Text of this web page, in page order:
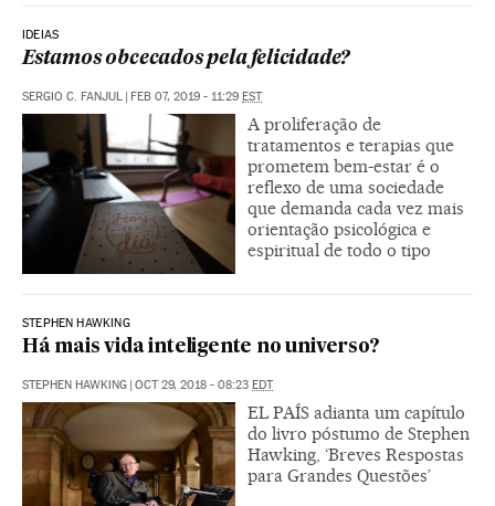
IDEIAS
Estamos obcecados pela felicidade?
SERGIO C. FANJUL | FEB 07, 2019 - 11:29 EST
A proliferação de
tratamentos e terapias que
prometem bem-estar é o
reflexo de uma sociedade
que demanda cada vez mais
orientação psicológica e
espiritual de todo o tipo
STEPHEN HAWKING
Há mais vida inteligente no universo?
STEPHEN HAWKING | OCT 29, 2018 - 08:23 EDT
EL PAÍS adianta um capítulo
do livro póstumo de Stephen
Hawking, ‘Breves Respostas
para Grandes Questões’